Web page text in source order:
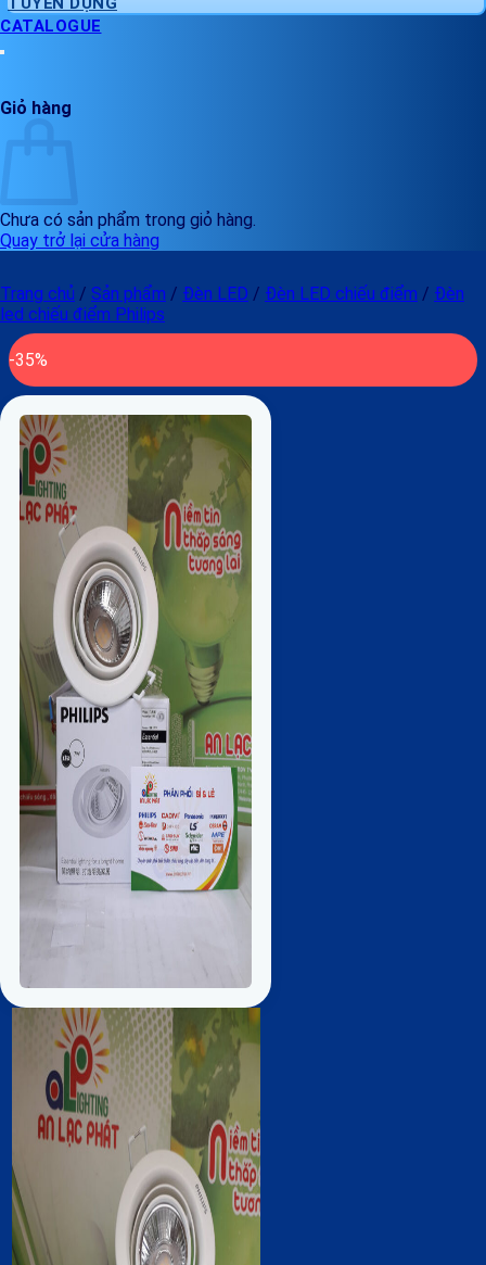
CATALOGUE
Giỏ hàng
Chưa có sản phẩm trong giỏ hàng.
Quay trở lại cửa hàng
Trang chủ / Sản phẩm / Đèn LED / Đèn LED chiếu điểm / Đèn
led chiếu điểm Philips
-35%